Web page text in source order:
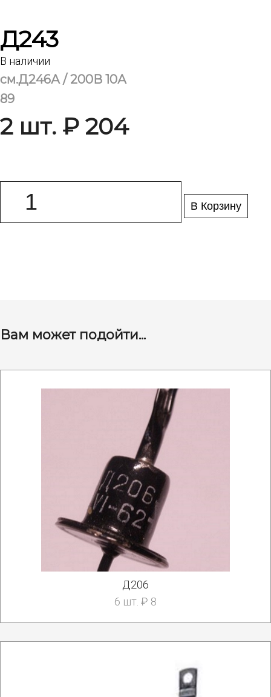
Д243
В наличии
см.Д246А / 200В 10А
89
2 шт. ₽ 204
В Корзину
Вам может подойти...
Д206
6 шт. ₽ 8